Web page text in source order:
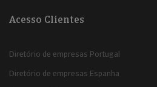
Acesso Clientes
Diretório de empresas Portugal
Diretório de empresas Espanha